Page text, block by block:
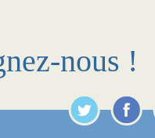
nous !